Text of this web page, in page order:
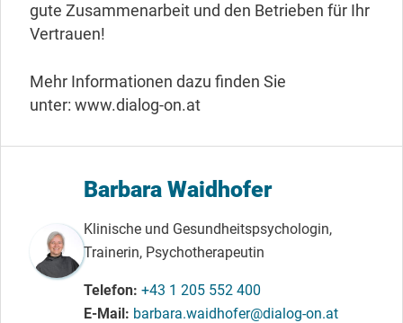
gute Zusammenarbeit und den Betrieben für Ihr
Vertrauen!
Mehr Informationen dazu finden Sie
unter: www.dialog-on.at
Barbara Waidhofer
Klinische und Gesundheitspsychologin,
Trainerin, Psychotherapeutin
Telefon +43 1 205 552 400
E-Mail barbara.waidhofer@dialog-on.at